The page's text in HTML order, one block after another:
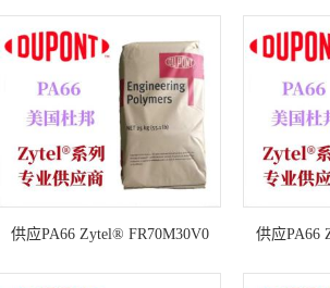
供应PA66 Zytel® FR70M30V0
供应PA66